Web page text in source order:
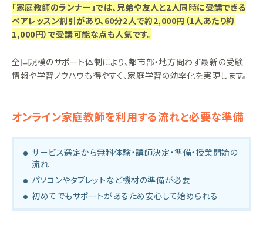
「家庭教師のランナー」では、兄弟や友人と2人同時に受講できる
ペアレッスン割引があり、60分2人で約2,000円（1人あたり約
1,000円）で受講可能な点も人気です。
全国規模のサポート体制により、都市部・地方問わず最新の受験
情報や学習ノウハウも得やすく、家庭学習の効率化を実現します。
オンライン家庭教師を利用する流れと必要な準備
サービス選定から無料体験・講師決定・準備・授業開始の
流れ
パソコンやタブレットなど機材の準備が必要
初めてでもサポートがあるため安心して始められる